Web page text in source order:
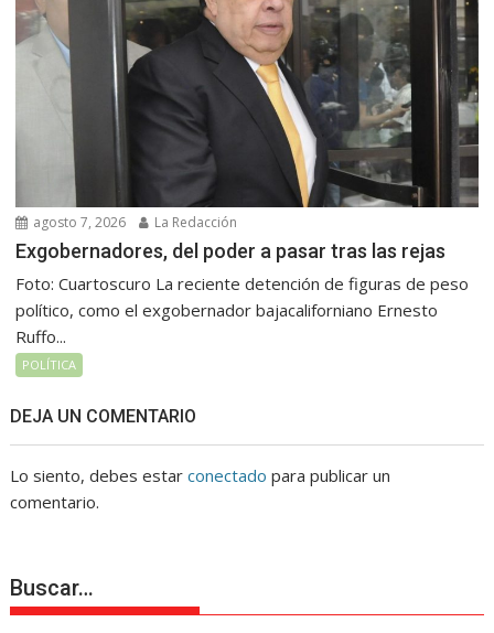
agosto 7, 2026 La Redacción
Exgobernadores, del poder a pasar tras las rejas
Foto: Cuartoscuro La reciente detención de figuras de peso
político, como el exgobernador bajacaliforniano Ernesto
Ruffo...
POLÍTICA
DEJA UN COMENTARIO
Lo siento, debes estarconectado para publicar un
comentario.
Buscar…